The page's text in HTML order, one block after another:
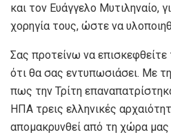
και τον Ευάγγελο Μυτιληναίο,
χορηγία τους, ώστε να
Σας προτείνω να επισκεφθείτε
ότι θα σας εντυπωσιάσει. Με
πως την Τρίτη
ΗΠΑ τρεις ελληνικές
απομακρυνθεί από τη χώρα